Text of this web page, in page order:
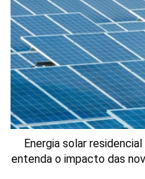
Energia solar
entenda o impacto das